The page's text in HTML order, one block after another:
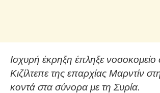
Ισχυρή έκρηξη έπληξε νοσοκομείο
Κιζίλτεπε της επαρχίας Μαρντίν
κοντά στα σύνορα με τη Συρία.